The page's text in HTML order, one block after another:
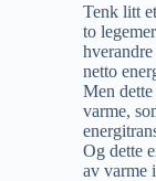
Tenk litt
to
netto
Men
varme,
Og dette
av varme